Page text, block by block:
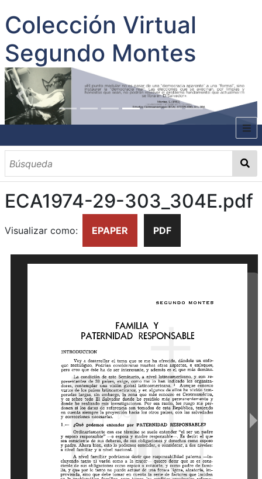
Colección Virtual
Segundo Montes
INICIO
SOBRE EL AUTOR
CONTENIDO
TODOS LOS DOCUMENTOS
CATEGORIAS
OBRAS SOBRE EL AUTOR P. SEGUNDO MONTES
MATERIAS
PALABRAS CLAVES
MULTIMEDIA
ECA1974-29-303_304E.pdf
Visualizar como: EPAPER PDF